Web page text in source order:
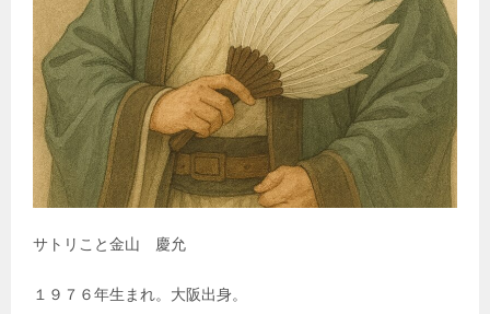
サトリこと金山 慶允
１９７６年生まれ。大阪出身。